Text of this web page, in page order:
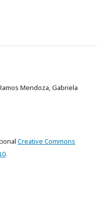
Mendoza, Gabriela
Creative Commons
.